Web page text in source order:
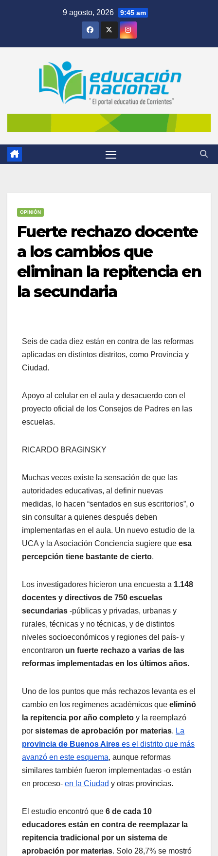
9 agosto, 2026 9:45 am
OPINIÓN
Fuerte rechazo docente
a los cambios que
eliminan la repitencia en
la secundaria
Seis de cada diez están en contra de las reformas
aplicadas en distintos distritos, como Provincia y
Ciudad.
Apoyo al celular en el aula y desacuerdo con el
proyecto oficial de los Consejos de Padres en las
escuelas.
RICARDO BRAGINSKY
Muchas veces existe la sensación de que las
autoridades educativas, al definir nuevas
medidas, lo hacen “sentados en sus escritorios”, o
sin consultar a quienes después deben
implementarlas en el aula. Un nuevo estudio de la
UCA y la Asociación Conciencia sugiere que esa
percepción tiene bastante de cierto.
Los investigadores hicieron una encuesta a 1.148
docentes y directivos de 750 escuelas
secundarias -públicas y privadas, urbanas y
rurales, técnicas y no técnicas, y de distintos
niveles socioeconómicos y regiones del país- y
encontraron un fuerte rechazo a varias de las
reformas implementadas en los últimos años.
Uno de los puntos que más rechazos levanta es el
cambio en los regímenes académicos que eliminó
la repitencia por año completo y la reemplazó
por sistemas de aprobación por materias. La
provincia de Buenos Aires es el distrito que más
avanzó en este esquema, aunque reformas
similares también fueron implementadas -o están
en proceso- en la Ciudad y otras provincias.
El estudio encontró que 6 de cada 10
educadores están en contra de reemplazar la
repitencia tradicional por un sistema de
aprobación por materias. Solo 28,7% se mostró